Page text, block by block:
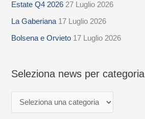
Estate Q4 2026 27 Luglio 2026
La Gaberiana 17 Luglio 2026
Bolsena e Orvieto 17 Luglio 2026
Seleziona news per categoria
l
e
z
n